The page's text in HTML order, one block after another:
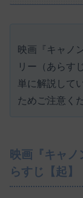
映画『キャノ
リー（あらす
単に解説して
ためご注意く
映画『キャ
らすじ【起】